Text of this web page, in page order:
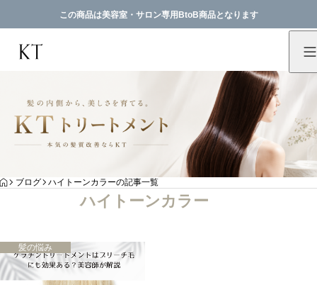
この商品は美容室・サロン専用BtoB商品となります
HOME
ブログ ハイトーンカラーの記事一覧
ハイトーンカラー
髪の悩み